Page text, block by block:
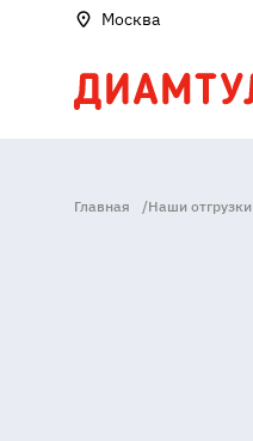
Москва
Главная /Наши отгрузки